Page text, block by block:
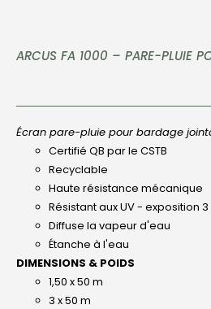
ARCUS FA 1000 – PARE-PLUIE
Écran pare-pluie pour bardage
Certifié QB par le CSTB
Recyclable
Haute résistance mécanique
Résistant aux UV - exposition
Diffuse la vapeur d'eau
Étanche à l'eau
DIMENSIONS & POIDS
1,50 x 50 m
3 x 50 m